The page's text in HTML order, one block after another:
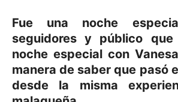
Fue una noche
seguidores y público
noche especial con
manera de saber que pasó
desde la misma